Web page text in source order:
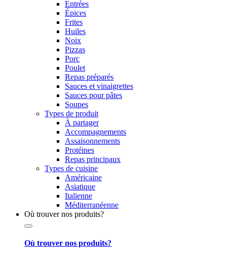
Entrées
Épices
Frites
Huiles
Noix
Pizzas
Porc
Poulet
Repas préparés
Sauces et vinaigrettes
Sauces pour pâtes
Soupes
Types de produit
À partager
Accompagnements
Assaisonnements
Protéines
Repas principaux
Types de cuisine
Américaine
Asiatique
Italienne
Méditerranéenne
Où trouver nos produits?
Où trouver nos produits?